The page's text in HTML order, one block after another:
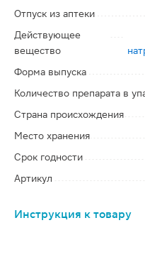
Отпуск из аптеки
Действующее
вещество
Форма выпуска
Количество препарата в
Страна происхождения
Место хранения
Срок годности
Артикул
Инструкция к товару